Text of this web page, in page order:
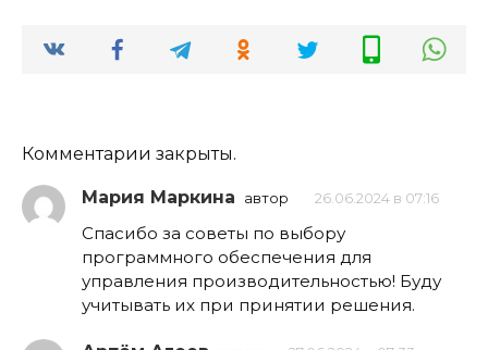
Комментарии закрыты.
Мария Маркина автор 26.06.2024 в 07:16
Спасибо за советы по выбору
программного обеспечения для
управления производительностью! Буду
учитывать их при принятии решения.